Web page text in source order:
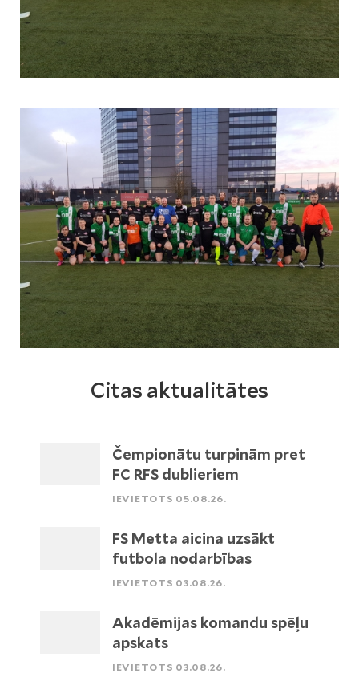
Citas aktualitātes
Čempionātu turpinām pret
FC RFS dublieriem
IEVIETOTS 05.08.26.
FS Metta aicina uzsākt
futbola nodarbības
IEVIETOTS 03.08.26.
Akadēmijas komandu spēļu
apskats
IEVIETOTS 03.08.26.